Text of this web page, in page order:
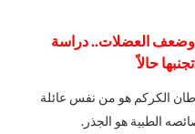
وضعف العضلات.. دراسة
حالاً
الكركم هو من نفس عائلة
الطبية هو الجذر.